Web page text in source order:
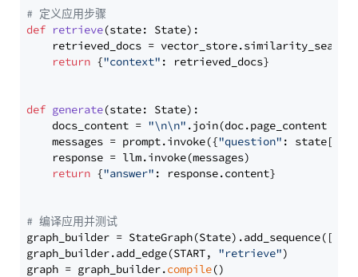
# 定义应用步骤
def retrieve(state: State):
retrieved_docs =
return {"context" : retrieved_docs}
def generate(state: State):
    docs_content =
"\n\n" .join(doc.page_content
    messages = prompt.invoke({
"question" : state[
    response = llm.invoke(messages)
return {"answer" : response.content}
# 编译应用并测试
graph_builder =
graph_builder.add_edge(START, "retrieve")
graph = graph_builder.compile